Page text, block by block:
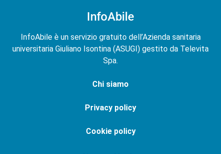
InfoAbile
InfoAbile è un servizio gratuito dell’Azienda sanitaria
universitaria Giuliano Isontina (ASUGI) gestito da Televita
Spa.
Chi siamo
Privacy policy
Cookie policy